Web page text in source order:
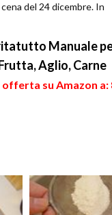
cena del 24 dicembre. In
Manuale
Aglio, Carne
offerta su Amazon a: